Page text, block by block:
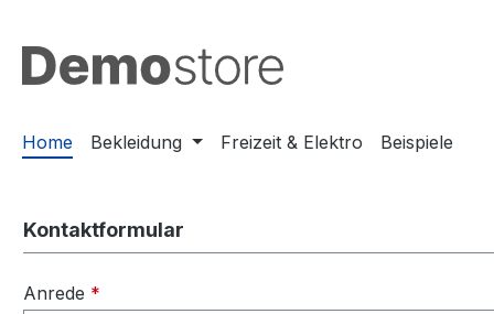
Home Bekleidung Freizeit & Elektro Beispiele
Kontaktformular
Anrede *